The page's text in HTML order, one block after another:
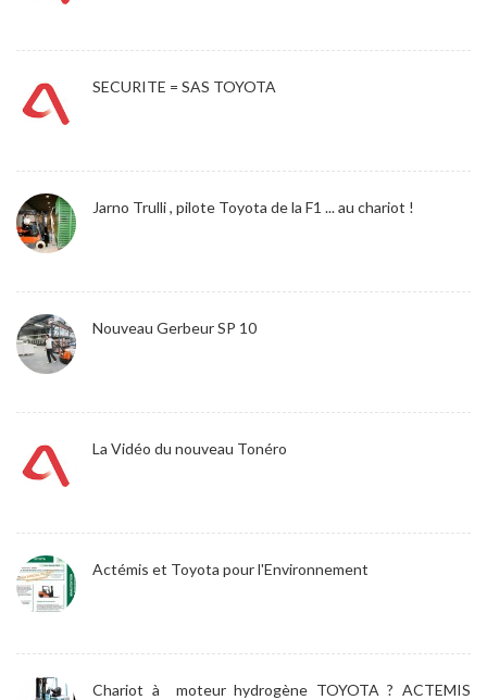
SECURITE = SAS TOYOTA
Jarno Trulli , pilote Toyota de la F1 ... au chariot !
Nouveau Gerbeur SP 10
La Vidéo du nouveau Tonéro
Actémis et Toyota pour l'Environnement
Chariot à moteur hydrogène TOYOTA ? ACTEMIS